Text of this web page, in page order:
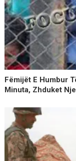
Fëmijët E Humbur
Minuta, Zhduket